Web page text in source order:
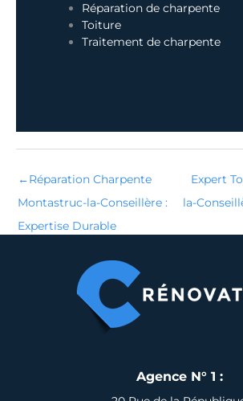
Réparation de charpente
Toiture
Traitement de charpente
←Réparation Charpente
Montastruc-la-Conseillère :
Expertise Durable
Expert
la-
Agence N° 1 :